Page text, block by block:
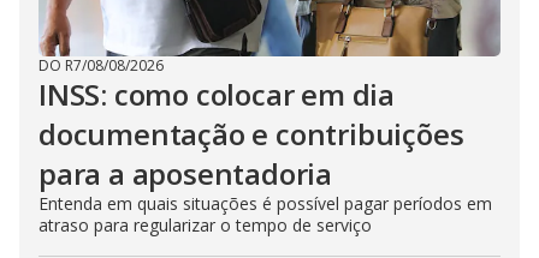
DO R7/08/08/2026
INSS: como colocar em dia
documentação e contribuições
para a aposentadoria
Entenda em quais situações é possível pagar períodos em
atraso para regularizar o tempo de serviço